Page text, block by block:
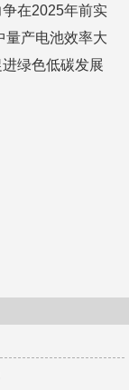
在2025年前实
量产电池效率大
绿色低碳发展